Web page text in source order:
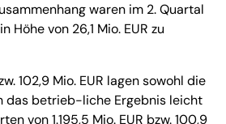
waren im 2. Quartal
Höhe von 26,1 Mio. EUR zu
102,9 Mio. EUR lagen sowohl die
das betrieb-liche Ergebnis leicht
von 1.195,5 Mio. EUR bzw. 100,9